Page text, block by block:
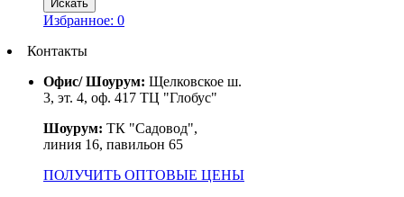
Избранное: 0
Контакты
Офис/ Шоурум: Щелковское ш.
3, эт. 4, оф. 417 ТЦ "Глобус"
Шоурум: ТК "Садовод",
линия 16, павильон 65
ПОЛУЧИТЬ ОПТОВЫЕ ЦЕНЫ